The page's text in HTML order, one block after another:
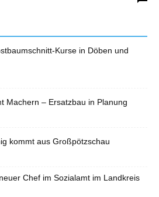
Kurse in Döben und
Machern – Ersatzbau in Planung
kommt aus Großpötzschau
Chef im Sozialamt im Landkreis